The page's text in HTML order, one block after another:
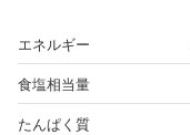
エネルギー
食塩相当量
たんぱく質